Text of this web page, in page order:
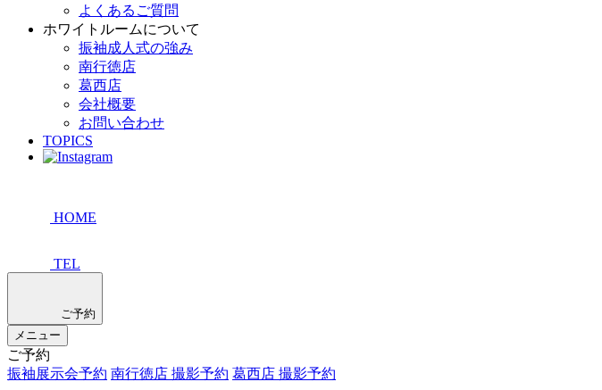
よくあるご質問
ホワイトルームについて
振袖成人式の強み
南行徳店
葛西店
会社概要
お問い合わせ
TOPICS
HOME
TEL
ご予約
メニュー
ご予約
振袖展示会予約 南行徳店 撮影予約 葛西店 撮影予約